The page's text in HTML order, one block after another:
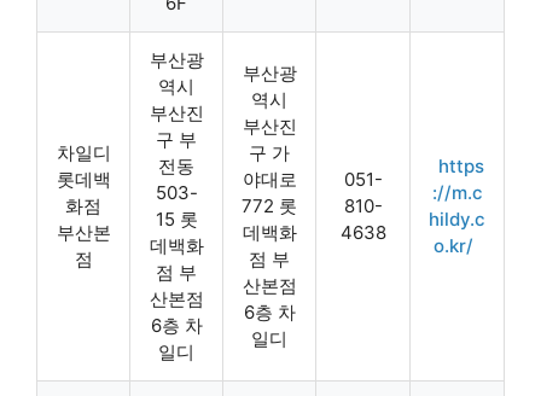
차일디
롯데백
화점
부산본
점
부산광
역시
부산진
구 부
전동
503-
15 롯
데백화
점 부
산본점
6층 차
일디
부산광
역시
부산진
구 가
야대로
772 롯
데백화
점 부
산본점
6층 차
일디
051-
810-
4638
https
://m.c
hildy.c
o.kr/